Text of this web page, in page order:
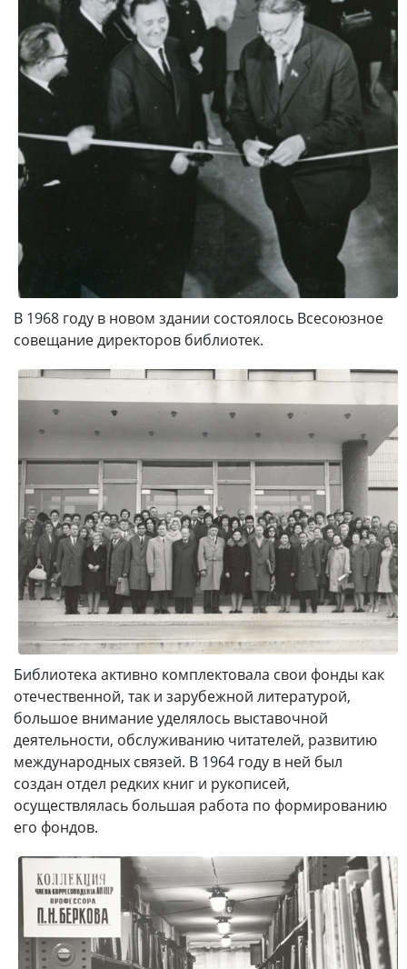
В 1968 году в новом здании состоялось Всесоюзное
совещание директоров библиотек.
Библиотека активно комплектовала свои фонды как
отечественной, так и зарубежной литературой,
большое внимание уделялось выставочной
деятельности, обслуживанию читателей, развитию
международных связей. В 1964 году в ней был
создан отдел редких книг и рукописей,
осуществлялась большая работа по формированию
его фондов.